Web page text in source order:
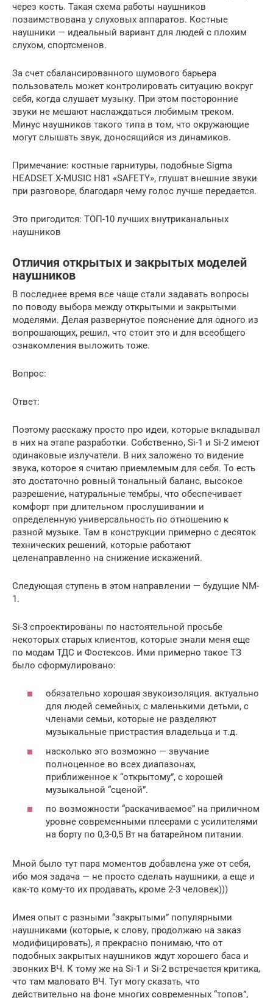
через кость. Такая схема работы наушников
позаимствована у слуховых аппаратов. Костные
наушники — идеальный вариант для людей с плохим
слухом, спортсменов.
За счет сбалансированного шумового барьера
пользователь может контролировать ситуацию вокруг
себя, когда слушает музыку. При этом посторонние
звуки не мешают наслаждаться любимым треком.
Минус наушников такого типа в том, что окружающие
могут слышать звук, доносящийся из динамиков.
Примечание: костные гарнитуры, подобные Sigma
HEADSET X-MUSIC H81 «SAFETY», глушат внешние звуки
при разговоре, благодаря чему голос лучше передается.
Это пригодится: ТОП-10 лучших внутриканальных
наушников
Отличия открытых и закрытых моделей
наушников
В последнее время все чаще стали задавать вопросы
по поводу выбора между открытыми и закрытыми
моделями. Делая развернутое пояснение для одного из
вопрошающих, решил, что стоит это и для всеобщего
ознакомления выложить тоже.
Вопрос:
Ответ:
Поэтому расскажу просто про идеи, которые вкладывал
в них на этапе разработки. Собственно, Si-1 и Si-2 имеют
одинаковые излучатели. В них заложено то видение
звука, которое я считаю приемлемым для себя. То есть
это достаточно ровный тональный баланс, высокое
разрешение, натуральные тембры, что обеспечивает
комфорт при длительном прослушивании и
определенную универсальность по отношению к
разной музыке. Там в конструкции примерно с десяток
технических решений, которые работают
целенаправленно на снижение искажений.
Следующая ступень в этом направлении — будущие NM-
1.
Si-3 спроектированы по настоятельной просьбе
некоторых старых клиентов, которые знали меня еще
по модам ТДС и Фостексов. Ими примерно такое ТЗ
было сформулировано:
обязательно хорошая звукоизоляция. актуально
для людей семейных, с маленькими детьми, с
членами семьи, которые не разделяют
музыкальные пристрастия владельца и т.д.
насколько это возможно — звучание
полноценное во всех диапазонах,
приближенное к “открытому”, с хорошей
музыкальной “сценой”.
по возможности “раскачиваемое” на приличном
уровне современными плеерами с усилителями
на борту по 0,3-0,5 Вт на батарейном питании.
Мной было тут пара моментов добавлена уже от себя,
ибо моя задача — не просто сделать наушники, а еще и
как-то кому-то их продавать, кроме 2-3 человек)))
Имея опыт с разными “закрытыми” популярными
наушниками (которые, к слову, продолжаю на заказ
модифицировать), я прекрасно понимаю, что от
подобных закрытых наушников ждут хорошего баса и
звонких ВЧ. К тому же на Si-1 и Si-2 встречается критика,
что там маловато ВЧ. Тут могу сказать, что
действительно на фоне многих современных “топов”,